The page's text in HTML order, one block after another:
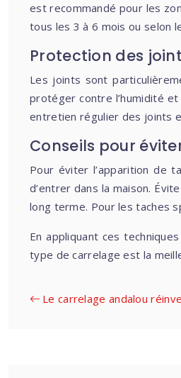
est recommandé pour les
tous les 3 à 6 mois ou selon
Protection des
Les joints sont
protéger contre l’humidité
entretien régulier des joints
Conseils pour
Pour éviter l’apparition de
d’entrer dans la maison.
long terme. Pour les taches
En appliquant ces
type de carrelage est la
Le carrelage andalou